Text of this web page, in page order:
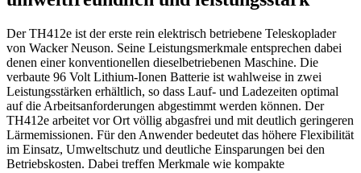
Der TH412e ist der erste rein elektrisch betriebene Teleskoplader
von Wacker Neuson. Seine Leistungsmerkmale entsprechen dabei
denen einer konventionellen dieselbetriebenen Maschine. Die
verbaute 96 Volt Lithium-Ionen Batterie ist wahlweise in zwei
Leistungsstärken erhältlich, so dass Lauf- und Ladezeiten optimal
auf die Arbeitsanforderungen abgestimmt werden können. Der
TH412e arbeitet vor Ort völlig abgasfrei und mit deutlich geringeren
Lärmemissionen. Für den Anwender bedeutet das höhere Flexibilität
im Einsatz, Umweltschutz und deutliche Einsparungen bei den
Betriebskosten. Dabei treffen Merkmale wie kompakte